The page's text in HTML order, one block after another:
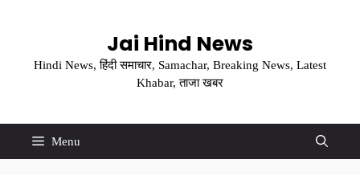
Jai Hind News
Hindi News, हिंदी समाचार, Samachar, Breaking News, Latest
Khabar, ताजा खबर
Menu